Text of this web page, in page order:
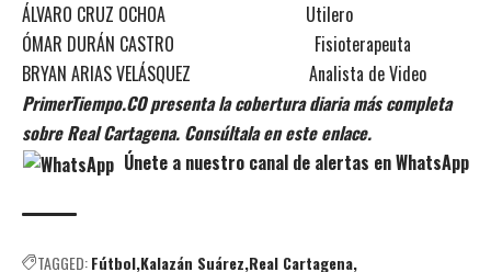
ÁLVARO CRUZ OCHOA Utilero
ÓMAR DURÁN CASTRO Fisioterapeuta
BRYAN ARIAS VELÁSQUEZ Analista de Video
PrimerTiempo.CO presenta la cobertura diaria más completa
sobre Real Cartagena. Consúltala en este enlace.
Únete a nuestro canal de alertas en WhatsApp
TAGGED:Fútbol Kalazán Suárez Real Cartagena